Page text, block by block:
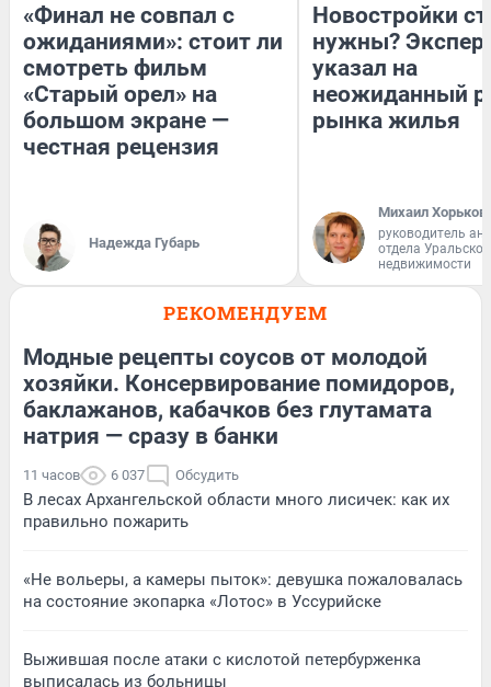
«Финал не совпал с
ожиданиями»: стоит ли
смотреть фильм
«Старый орел» на
большом экране —
честная рецензия
Надежда Губарь
Новостройки
нужны?
указал на
неожиданный
рынка жилья
Михаил Хорьков
руководитель
отдела
недвижимости
РЕКОМЕНДУЕМ
Модные рецепты соусов от молодой
хозяйки. Консервирование помидоров,
баклажанов, кабачков без глутамата
натрия — сразу в банки
11 часов 6 037 Обсудить
В лесах Архангельской области много лисичек: как их
правильно пожарить
«Не вольеры, а камеры пыток»: девушка пожаловалась
на состояние экопарка «Лотос» в Уссурийске
Выжившая после атаки с кислотой петербурженка
выписалась из больницы